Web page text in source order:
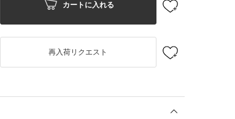
カートに入れる
再入荷リクエスト